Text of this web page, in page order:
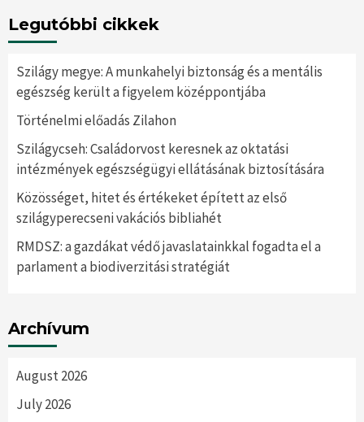
Legutóbbi cikkek
Szilágy megye: A munkahelyi biztonság és a mentális
egészség került a figyelem középpontjába
Történelmi előadás Zilahon
Szilágycseh: Családorvost keresnek az oktatási
intézmények egészségügyi ellátásának biztosítására
Közösséget, hitet és értékeket épített az első
szilágyperecseni vakációs bibliahét
RMDSZ: a gazdákat védő javaslatainkkal fogadta el a
parlament a biodiverzitási stratégiát
Archívum
August 2026
July 2026